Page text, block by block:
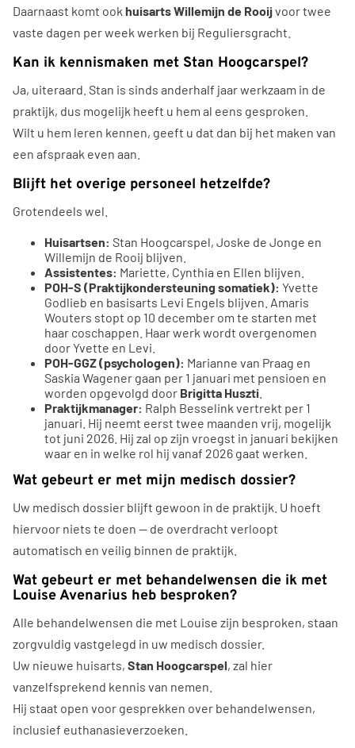
Daarnaast komt ook huisarts Willemijn de Rooijvoor twee
vaste dagen per week werken bij Reguliersgracht.
Kan ik kennismaken met Stan Hoogcarspel?
Ja, uiteraard. Stan is sinds anderhalf jaar werkzaam in de
praktijk, dus mogelijk heeft u hem al eens gesproken.
Wilt u hem leren kennen, geeft u dat dan bij het maken van
een afspraak even aan.
Blijft het overige personeel hetzelfde?
Grotendeels wel.
Huisartsen: Stan Hoogcarspel, Joske de Jonge en
Willemijn de Rooij blijven.
Assistentes: Mariette, Cynthia en Ellen blijven.
POH-S (Praktijkondersteuning somatiek): Yvette
Godlieb en basisarts Levi Engels blijven. Amaris
Wouters stopt op 10 december om te starten met
haar coschappen. Haar werk wordt overgenomen
door Yvette en Levi.
POH-GGZ (psychologen): Marianne van Praag en
Saskia Wagener gaan per 1 januari met pensioen en
worden opgevolgd door Brigitta Huszti
Praktijkmanager: Ralph Besselink vertrekt per 1
januari. Hij neemt eerst twee maanden vrij, mogelijk
tot juni 2026. Hij zal op zijn vroegst in januari bekijken
waar en in welke rol hij vanaf 2026 gaat werken.
Wat gebeurt er met mijn medisch dossier?
Uw medisch dossier blijft gewoon in de praktijk. U hoeft
hiervoor niets te doen — de overdracht verloopt
automatisch en veilig binnen de praktijk.
Wat gebeurt er met behandelwensen die ik met
Louise Avenarius heb besproken?
Alle behandelwensen die met Louise zijn besproken, staan
zorgvuldig vastgelegd in uw medisch dossier.
Uw nieuwe huisarts, Stan Hoogcarspel, zal hier
vanzelfsprekend kennis van nemen.
Hij staat open voor gesprekken over behandelwensen,
inclusief euthanasieverzoeken.